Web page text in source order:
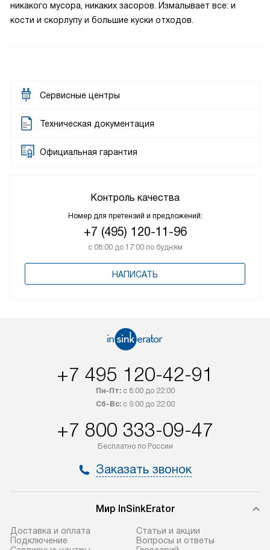
никакого мусора, никаких засоров. Измалывает все: и
кости и скорлупу и большие куски отходов.
Сервисные центры
Техническая документация
Официальная гарантия
Контроль качества
Номер для претензий и предложений:
+7 (495) 120-11-96
с 08:00 до 17:00 по будням
НАПИСАТЬ
+7 495 120-42-91
Пн-Пт:с 8:00 до 22:00
Сб-Вс:с 9:00 до 22:00
+7 800 333-09-47
Бесплатно по России
Заказать звонок
Мир InSinkErator
Доставка и оплата
Подключение
Статьи и акции
Вопросы и ответы